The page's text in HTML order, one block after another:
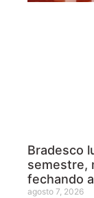
Bradesco
semestre,
fechando
agosto 7, 2026